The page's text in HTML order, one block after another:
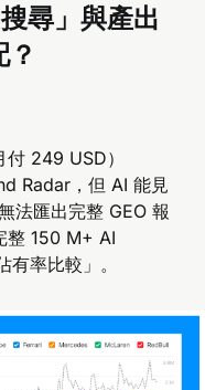
尋」與產出
249 USD）
Radar，但 AI 能見
法匯出完整 GEO 報
整 150 M+ AI
率比較」。